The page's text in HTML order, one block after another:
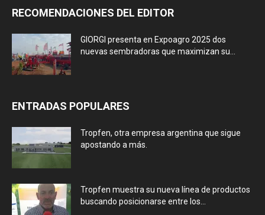
RECOMENDACIONES DEL EDITOR
GIORGI presenta en Expoagro 2025 dos
nuevas sembradoras que maximizan su...
ENTRADAS POPULARES
Tropfen, otra empresa argentina que sigue
apostando a más.
Tropfen muestra su nueva línea de productos
buscando posicionarse entre los...